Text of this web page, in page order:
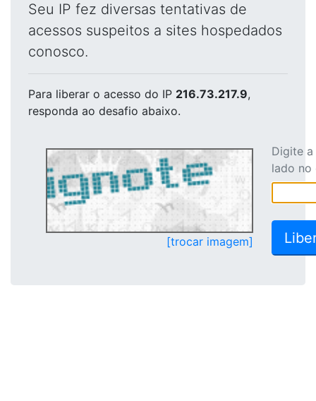
Seu IP fez diversas tentativas de
acessos suspeitos a sites hospedados
conosco.
Para liberar o acesso do IP 216.73.217.9,
responda ao desafio abaixo.
[trocar imagem]
Digite
lado no